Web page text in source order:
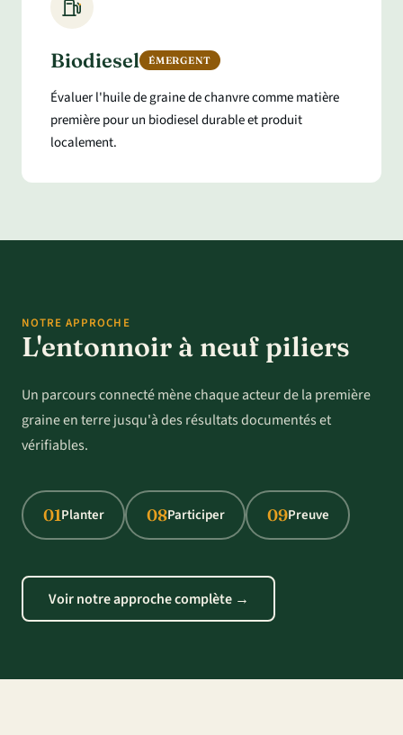
Biodiesel ÉMERGENT
Évaluer l'huile de graine de chanvre comme matière
première pour un biodiesel durable et produit
localement.
NOTRE APPROCHE
L'entonnoir à neuf piliers
Un parcours connecté mène chaque acteur de la première
graine en terre jusqu'à des résultats documentés et
vérifiables.
01Planter 08Participer 09Preuve
Voir notre approche complète →